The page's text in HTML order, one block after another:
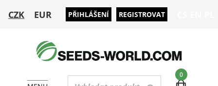
CZK EUR PŘIHLÁŠENÍ REGISTROVAT
0